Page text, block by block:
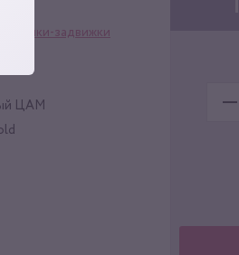
Замки-задвижки
ЦАМ